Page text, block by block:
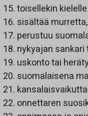
15. toisellekin
16. sisältää
17. perustuu
18. nykyajan sankari
19. uskonto tai
20. suomalaisena
21.
22. onnettaren